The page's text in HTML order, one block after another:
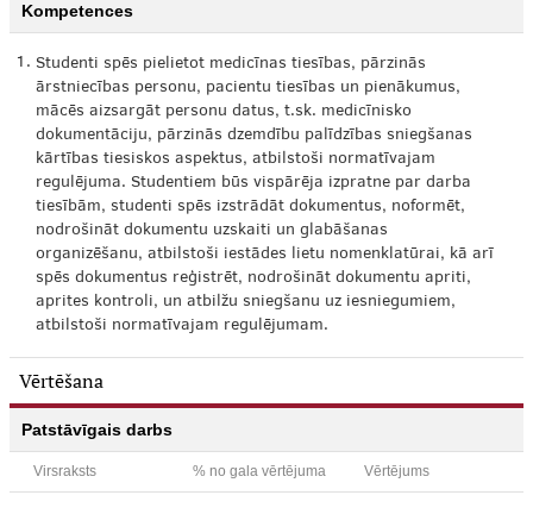
Kompetences
1. Studenti spēs pielietot medicīnas tiesības, pārzinās
ārstniecības personu, pacientu tiesības un pienākumus,
mācēs aizsargāt personu datus, t.sk. medicīnisko
dokumentāciju, pārzinās dzemdību palīdzības sniegšanas
kārtības tiesiskos aspektus, atbilstoši normatīvajam
regulējuma. Studentiem būs vispārēja izpratne par darba
tiesībām, studenti spēs izstrādāt dokumentus, noformēt,
nodrošināt dokumentu uzskaiti un glabāšanas
organizēšanu, atbilstoši iestādes lietu nomenklatūrai, kā arī
spēs dokumentus reģistrēt, nodrošināt dokumentu apriti,
aprites kontroli, un atbilžu sniegšanu uz iesniegumiem,
atbilstoši normatīvajam regulējumam.
Vērtēšana
Patstāvīgais darbs
Virsraksts % no gala vērtējuma Vērtējums